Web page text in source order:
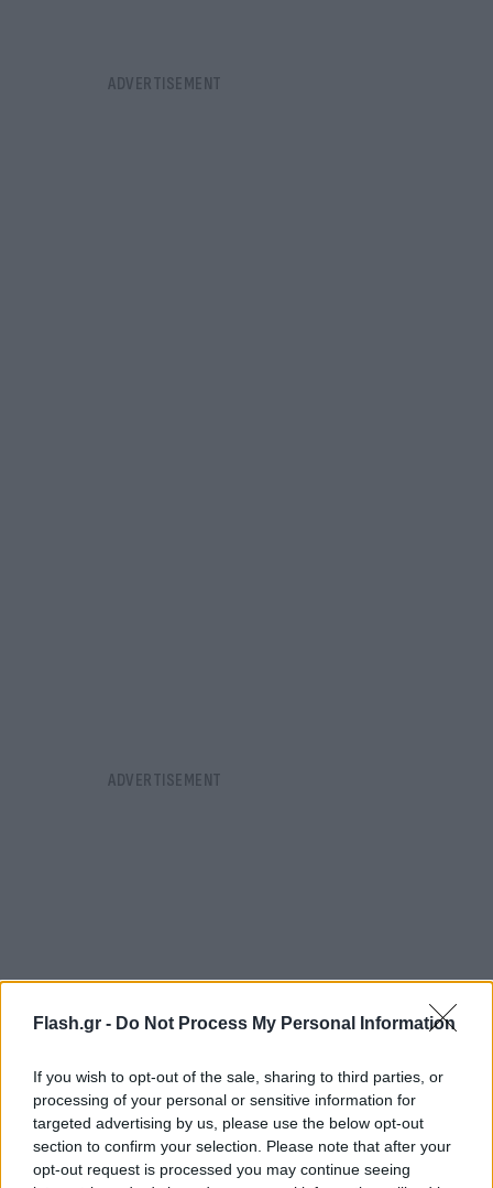
Flash.gr - Do Not Process My Personal Information
If you wish to opt-out of the sale, sharing to third parties, or
processing of your personal or sensitive information for
targeted advertising by us, please use the below opt-out
section to confirm your selection. Please note that after your
opt-out request is processed you may continue seeing
Το δυστύχημα συνέβη λίγο μετά τις 5 τα
ξημερώματα όταν το μαύρο, κάμπριο, κινούμενο